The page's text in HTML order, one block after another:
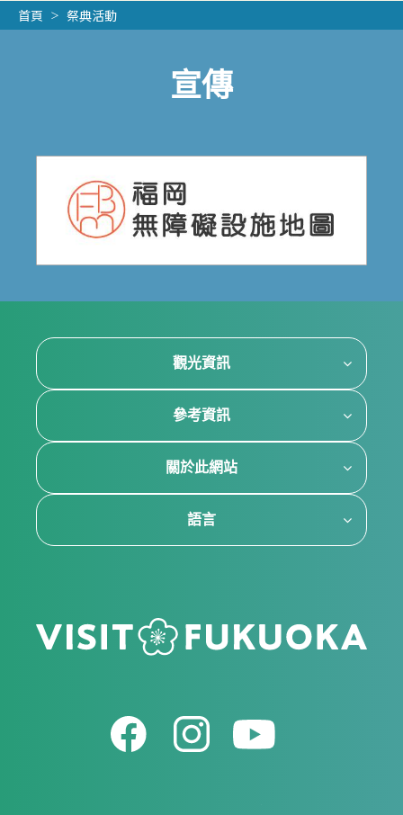
首頁 祭典活動
宣傳
觀光資訊
參考資訊
關於此網站
語言